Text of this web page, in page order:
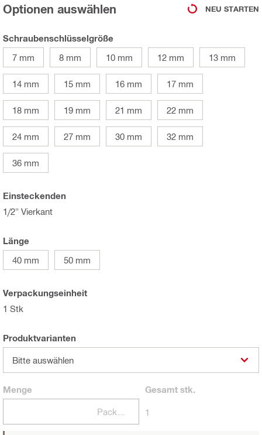
Optionen auswählen NEU STARTEN
Schraubenschlüsselgröße
7 mm
8 mm 10 mm 12 mm 13 mm
14 mm 15 mm 16 mm 17 mm
18 mm 19 mm 21 mm 22 mm
24 mm 27 mm 30 mm 32 mm
36 mm
Einsteckenden
1/2" Vierkant
Länge
40 mm
50 mm
Verpackungseinheit
1 Stk
Produktvarianten
Bitte auswählen
Menge Gesamtstk.
1